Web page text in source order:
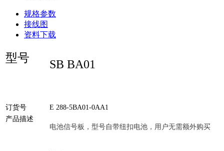
规格参数
接线图
资料下载
型号 SB BA01
订货号
E 288-5BA01-0AA1
产品描述
电池信号板，型号自带纽扣电池，用户无需额外购买